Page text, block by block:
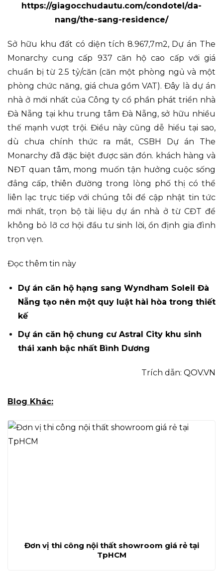
https://giagocchudautu.com/condotel/da-
nang/the-sang-residence/
Sở hữu khu đất có diện tích 8.967,7m2, Dự án The
Monarchy cung cấp 937 căn hộ cao cấp với giá
chuẩn bị từ 2.5 tỷ/căn (căn một phòng ngủ và một
phòng chức năng, giá chưa gồm VAT). Đây là dự án
nhà ở mới nhất của Công ty cổ phần phát triển nhà
Đà Nẵng tại khu trung tâm Đà Nẵng, sở hữu nhiều
thế mạnh vượt trội. Điều này cũng dễ hiểu tại sao,
dù chưa chính thức ra mắt, CSBH Dự án The
Monarchy đã đặc biệt được săn đón. khách hàng và
NĐT quan tâm, mong muốn tận hưởng cuộc sống
đẳng cấp, thiên đường trong lòng phố thị có thể
liên lạc trực tiếp với chúng tôi để cập nhật tin tức
mới nhất, trọn bộ tài liệu dự án nhà ở từ CĐT để
không bỏ lỡ cơ hội đầu tư sinh lời, ổn định gia đình
trọn vẹn.
Đọc thêm tin này
Dự án căn hộ hạng sang Wyndham Soleil Đà
Nẵng tạo nên một quy luật hài hòa trong thiết
kế
Dự án căn hộ chung cư Astral City khu sinh
thái xanh bậc nhất Bình Dương
Trích dẫn: QOV.VN
Blog Khác:
Đơn vị thi công nội thất showroom giá rẻ tại
TpHCM